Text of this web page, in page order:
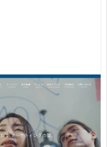
最大級のローカル情報サイト
社です。
のユーザーが好む表現」や「地
ージ制作に直接活かせるのが最